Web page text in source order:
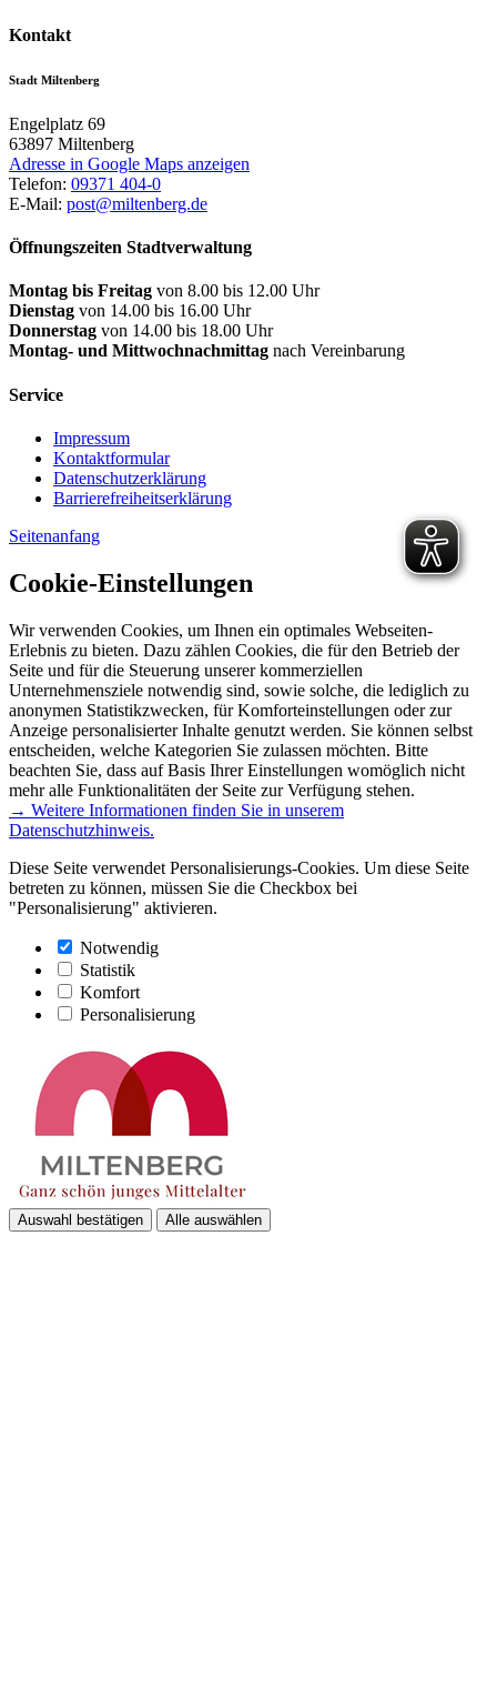
Kontakt
Stadt Miltenberg
Engelplatz 69
63897 Miltenberg
Adresse in Google Maps anzeigen
Telefon: 09371 404-0
E-Mail: post@miltenberg.de
Öffnungszeiten Stadtverwaltung
Montag bis Freitag von 8.00 bis 12.00 Uhr
Dienstag von 14.00 bis 16.00 Uhr
Donnerstag von 14.00 bis 18.00 Uhr
Montag- und Mittwochnachmittag nach Vereinbarung
Service
Impressum
Kontaktformular
Datenschutzerklärung
Barrierefreiheitserklärung
Seitenanfang
Cookie-Einstellungen
Wir verwenden Cookies, um Ihnen ein optimales Webseiten-
Erlebnis zu bieten. Dazu zählen Cookies, die für den Betrieb der
Seite und für die Steuerung unserer kommerziellen
Unternehmensziele notwendig sind, sowie solche, die lediglich zu
anonymen Statistikzwecken, für Komforteinstellungen oder zur
Anzeige personalisierter Inhalte genutzt werden. Sie können selbst
entscheiden, welche Kategorien Sie zulassen möchten. Bitte
beachten Sie, dass auf Basis Ihrer Einstellungen womöglich nicht
mehr alle Funktionalitäten der Seite zur Verfügung stehen.
→ Weitere Informationen finden Sie in unserem
Datenschutzhinweis.
Diese Seite verwendet Personalisierungs-Cookies. Um diese Seite
betreten zu können, müssen Sie die Checkbox bei
"Personalisierung" aktivieren.
Notwendig
Statistik
Komfort
Personalisierung
Auswahl bestätigen Alle auswählen